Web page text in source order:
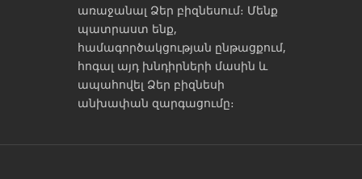
առաջանալ Ձեր բիզնեսում։ Մենք
պատրաստ ենք,
համագործակցության ընթացքում,
հոգալ այդ խնդիրների մասին և
ապահովել Ձեր բիզնեսի
անխափան զարգացումը։